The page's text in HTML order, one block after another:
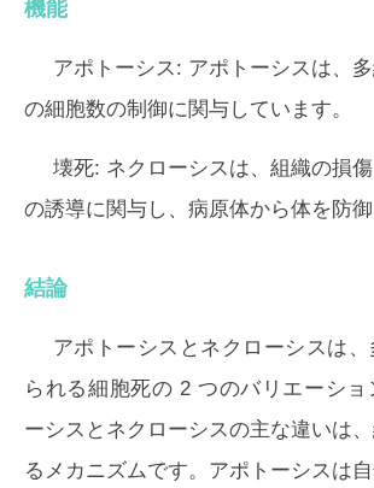
機能
アポトーシス: アポトーシスは、
の細胞数の制御に関与しています。
壊死: ネクローシスは、組織の損
の誘導に関与し、病原体から体を防
結論
アポトーシスとネクローシスは
られる細胞死の 2 つのバリエーショ
ーシスとネクローシスの主な違いは
るメカニズムです。アポトーシスは